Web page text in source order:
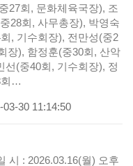
27회, 문화체육국장), 조
28회, 사무총장), 박영숙
, 기수회장), 전만성(중2
장), 함정훈(중30회, 산악
선(중40회, 기수회장), 정
회…
03-30 11:14:50
시 : 2026.03.16(월) 오후